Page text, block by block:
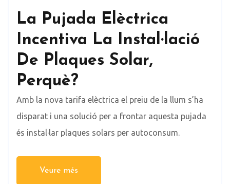
La Pujada Elèctrica
Incentiva La Instal·lació
De Plaques Solar,
Perquè?
Amb la nova tarifa elèctrica el preiu de la llum s’ha
disparat i una solució per a frontar aquesta pujada
és instal·lar plaques solars per autoconsum.
Veure més